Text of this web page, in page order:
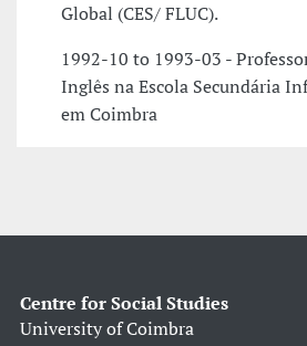
Global (CES/ FLUC).
1992-10 to 1993-03 -
Inglês na Escola Secundária
em Coimbra
Centre for Social Studies
University of Coimbra